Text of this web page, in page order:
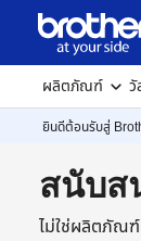
ผลิตภัณฑ์
ยินดีต้อนรับสู่
สนับส
ไม่ใช่ผลิตภัณ